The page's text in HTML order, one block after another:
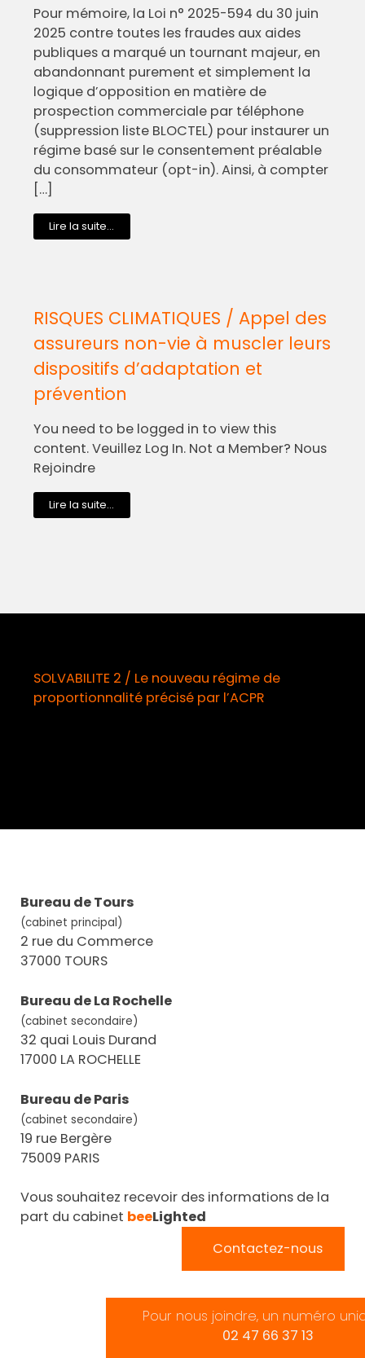
Pour mémoire, la Loi n° 2025-594 du 30 juin
2025 contre toutes les fraudes aux aides
publiques a marqué un tournant majeur, en
abandonnant purement et simplement la
logique d’opposition en matière de
prospection commerciale par téléphone
(suppression liste BLOCTEL) pour instaurer un
régime basé sur le consentement préalable
du consommateur (opt-in). Ainsi, à compter
[…]
Lire la suite...
RISQUES CLIMATIQUES / Appel des
assureurs non-vie à muscler leurs
dispositifs d’adaptation et
prévention
You need to be logged in to view this
content. Veuillez Log In. Not a Member? Nous
Rejoindre
Lire la suite...
SOLVABILITE 2 / Le nouveau régime de
proportionnalité précisé par l’ACPR
Bureau de Tours
(cabinet principal)
2 rue du Commerce
37000 TOURS
Bureau de La Rochelle
(cabinet secondaire)
32 quai Louis Durand
17000 LA ROCHELLE
Bureau de Paris
(cabinet secondaire)
19 rue Bergère
75009 PARIS
Vous souhaitez recevoir des informations de la
part du cabinet beeLighted
Contactez-nous
Pour nous joindre, un numéro
02 47 66 37 13